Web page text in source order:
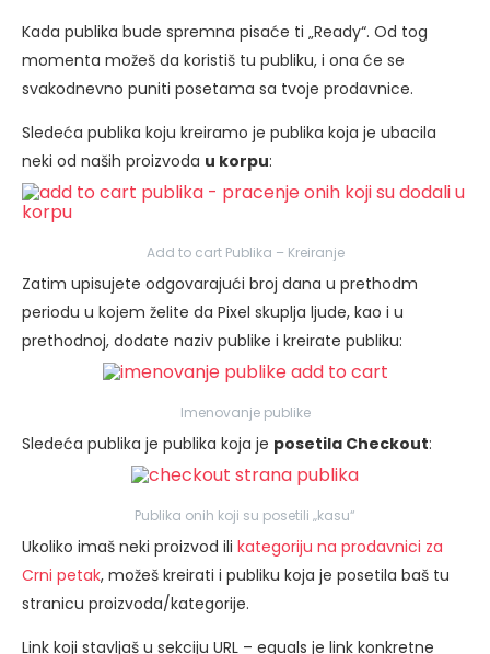
Kada publika bude spremna pisaće ti „Ready“. Od tog
momenta možeš da koristiš tu publiku, i ona će se
svakodnevno puniti posetama sa tvoje prodavnice.
Sledeća publika koju kreiramo je publika koja je ubacila
neki od naših proizvoda u korpu:
Add to cart Publika – Kreiranje
Zatim upisujete odgovarajući broj dana u prethodm
periodu u kojem želite da Pixel skuplja ljude, kao i u
prethodnoj, dodate naziv publike i kreirate publiku:
Imenovanje publike
Sledeća publika je publika koja je posetila Checkout:
Publika onih koji su posetili „kasu“
Ukoliko imaš neki proizvod ili kategoriju na prodavnici za
Crni petak, možeš kreirati i publiku koja je posetila baš tu
stranicu proizvoda/kategorije.
Link koji stavljaš u sekciju URL – equals je link konkretne